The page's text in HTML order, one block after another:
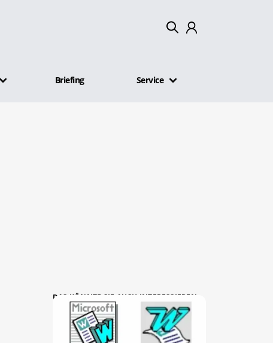
Briefing Service
DAS KÖNNTE SIE AUCH INTERESSIEREN: